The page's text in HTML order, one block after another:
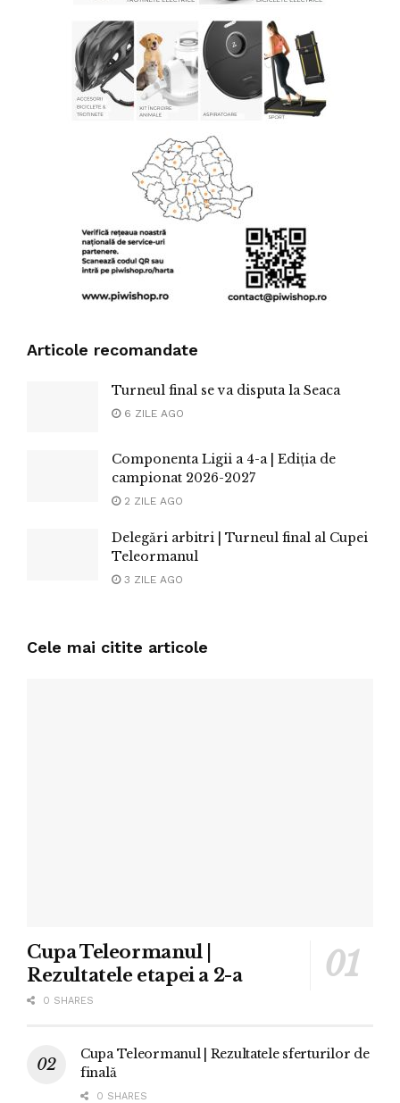
Articole recomandate
Turneul final se va disputa la Seaca
6 ZILE AGO
Componenta Ligii a 4-a | Ediția de
campionat 2026-2027
2 ZILE AGO
Delegări arbitri | Turneul final al Cupei
Teleormanul
3 ZILE AGO
Cele mai citite articole
Cupa Teleormanul |
Rezultatele etapei a 2-a
0 SHARES
Cupa Teleormanul | Rezultatele sferturilor de
finală
0 SHARES